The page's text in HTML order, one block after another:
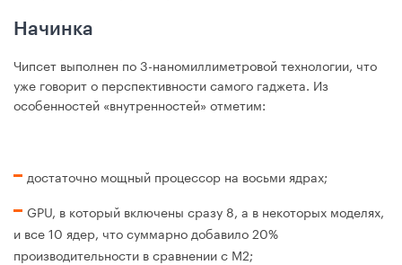
Начинка
Чипсет выполнен по 3-наномиллиметровой технологии, что
уже говорит о перспективности самого гаджета. Из
особенностей «внутренностей» отметим:
достаточно мощный процессор на восьми ядрах;
GPU, в который включены сразу 8, а в некоторых моделях,
и все 10 ядер, что суммарно добавило 20%
производительности в сравнении с M2;